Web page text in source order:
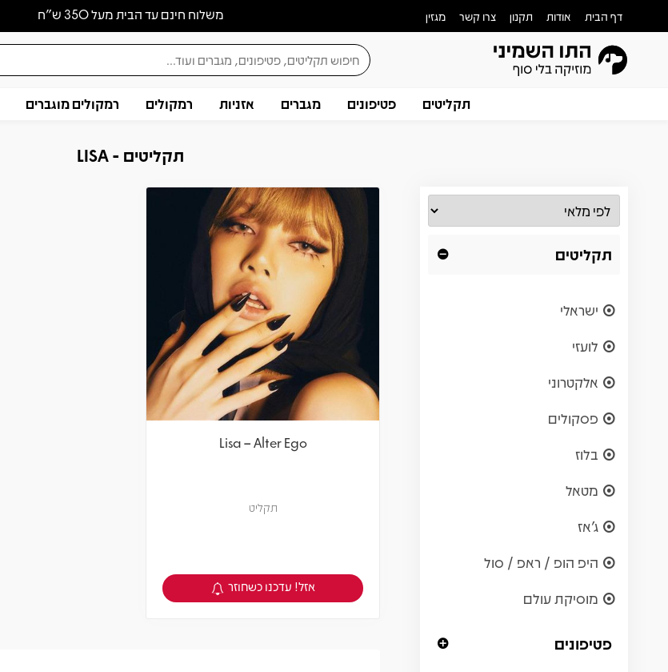
משלוח חינם עד הבית מעל 350 ש״ח דף הבית אודות תקנון צרו קשר מגזין
תקליטים פטיפונים מגברים אזניות רמקולים רמקולים מוגברים
תקליטים - LISA
תקליטים
ישראלי
לועזי
אלקטרוני
פסקולים
בלוז
מטאל
ג'אז
היפ הופ / ראפ / סול
מוסיקת עולם
פטיפונים
Lisa – Alter Ego
תקליט
צפיה במוצר
אזל! עדכנו כשחוזר